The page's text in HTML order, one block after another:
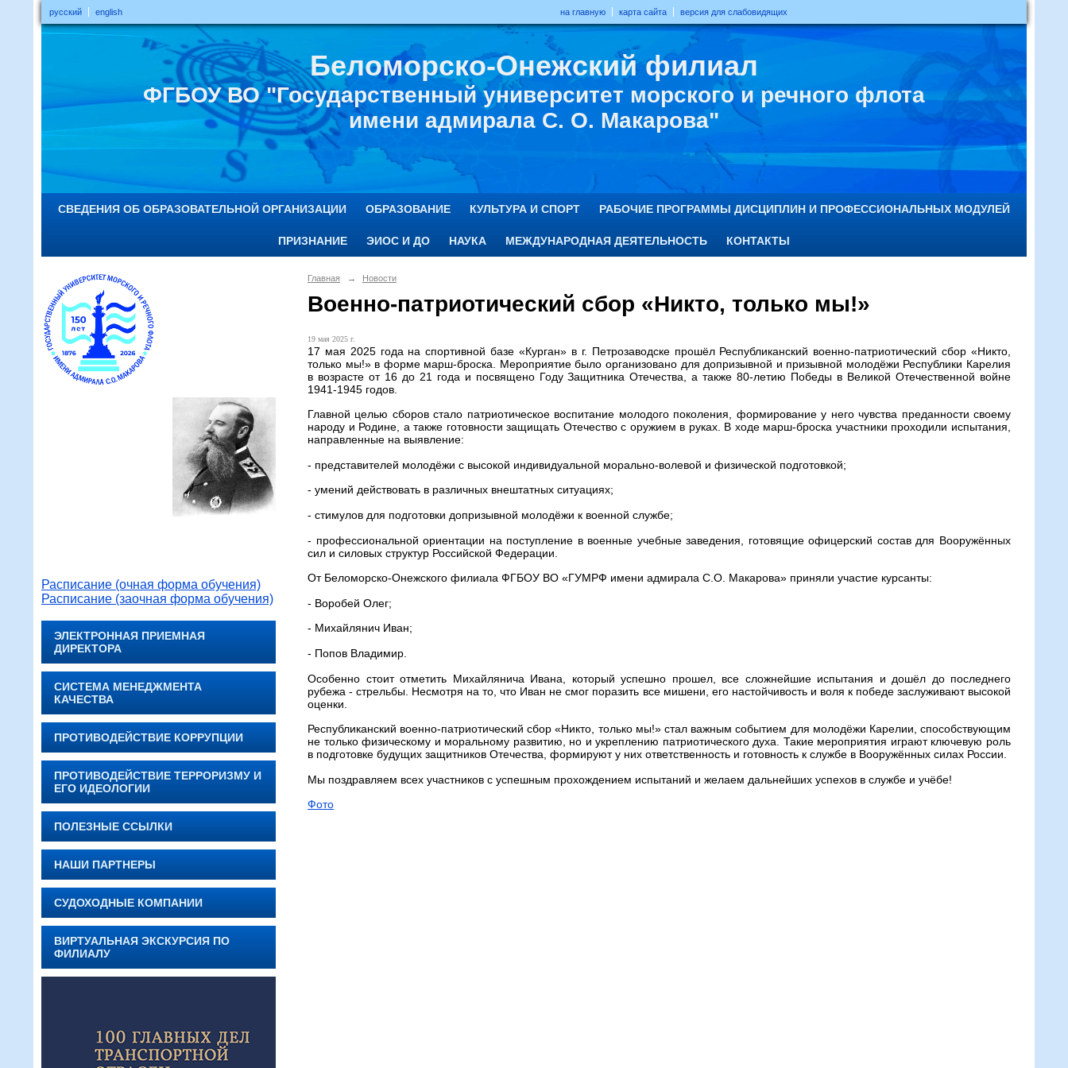
русский english на главную карта сайта версия для слабовидящих
Беломорско-Онежский филиал
ФГБОУ ВО "Государственный университет морского и речного флота
имени адмирала С. О. Макарова"
СВЕДЕНИЯ ОБ ОБРАЗОВАТЕЛЬНОЙ ОРГАНИЗАЦИИ ОБРАЗОВАНИЕ КУЛЬТУРА И СПОРТ РАБОЧИЕ ПРОГРАММЫ ДИСЦИПЛИН И ПРОФЕССИОНАЛЬНЫХ МОДУЛЕЙ
ПРИЗНАНИЕ ЭИОС И ДО НАУКА МЕЖДУНАРОДНАЯ ДЕЯТЕЛЬНОСТЬ КОНТАКТЫ
Расписание (очная форма обучения)
Расписание (заочная форма обучения)
ЭЛЕКТРОННАЯ ПРИЕМНАЯ
ДИРЕКТОРА
СИСТЕМА МЕНЕДЖМЕНТА
КАЧЕСТВА
ПРОТИВОДЕЙСТВИЕ КОРРУПЦИИ
ПРОТИВОДЕЙСТВИЕ ТЕРРОРИЗМУ И
ЕГО ИДЕОЛОГИИ
ПОЛЕЗНЫЕ ССЫЛКИ
НАШИ ПАРТНЕРЫ
СУДОХОДНЫЕ КОМПАНИИ
ВИРТУАЛЬНАЯ ЭКСКУРСИЯ ПО
ФИЛИАЛУ
Главная → Новости
Военно-патриотический сбор «Никто, только мы!»
19 мая 2025 г.
17 мая 2025 года на спортивной базе «Курган» в г. Петрозаводске прошёл Республиканский военно-патриотический сбор «Никто,
только мы!» в форме марш-броска. Мероприятие было организовано для допризывной и призывной молодёжи Республики Карелия
в возрасте от 16 до 21 года и посвящено Году Защитника Отечества, а также 80-летию Победы в Великой Отечественной войне
1941-1945 годов.
Главной целью сборов стало патриотическое воспитание молодого поколения, формирование у него чувства преданности своему
народу и Родине, а также готовности защищать Отечество с оружием в руках. В ходе марш-броска участники проходили испытания,
направленные на выявление:
- представителей молодёжи с высокой индивидуальной морально-волевой и физической подготовкой;
- умений действовать в различных внештатных ситуациях;
- стимулов для подготовки допризывной молодёжи к военной службе;
- профессиональной ориентации на поступление в военные учебные заведения, готовящие офицерский состав для Вооружённых
сил и силовых структур Российской Федерации.
От Беломорско-Онежского филиала ФГБОУ ВО «ГУМРФ имени адмирала С.О. Макарова» приняли участие курсанты:
- Воробей Олег;
- Михайлянич Иван;
- Попов Владимир.
Особенно стоит отметить Михайлянича Ивана, который успешно прошел, все сложнейшие испытания и дошёл до последнего
рубежа - стрельбы. Несмотря на то, что Иван не смог поразить все мишени, его настойчивость и воля к победе заслуживают высокой
оценки.
Республиканский военно-патриотический сбор «Никто, только мы!» стал важным событием для молодёжи Карелии, способствующим
не только физическому и моральному развитию, но и укреплению патриотического духа. Такие мероприятия играют ключевую роль
в подготовке будущих защитников Отечества, формируют у них ответственность и готовность к службе в Вооружённых силах России.
Мы поздравляем всех участников с успешным прохождением испытаний и желаем дальнейших успехов в службе и учёбе!
Фото